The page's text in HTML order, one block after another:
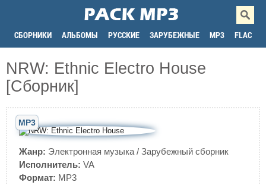
СБОРНИКИ АЛЬБОМЫ РУССКИЕ ЗАРУБЕЖНЫЕ MP3 FLAC
NRW: Ethnic Electro House
[Сборник]
MP3
Жанр: Электронная музыка / Зарубежный сборник
Исполнитель: VA
Формат: MP3